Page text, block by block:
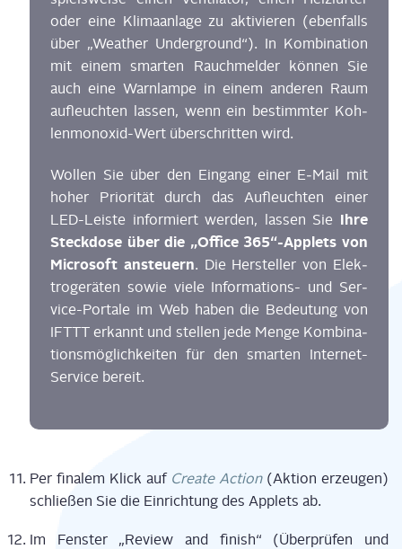
oder eine Kli­ma­an­la­ge zu akti­vie­ren (eben­falls
über „Wea­ther Under­ground“). In Kom­bi­na­ti­on
mit einem smar­ten Rauch­mel­der kön­nen Sie
auch eine Warn­lam­pe in einem ande­ren Raum
auf­leuch­ten las­sen, wenn ein bestimm­ter Koh­
len­mon­oxid-Wert über­schrit­ten wird.
Wol­len Sie über den Ein­gang einer E‑Mail mit
hoher Prio­ri­tät durch das Auf­leuch­ten einer
LED-Leis­te infor­miert wer­den, las­sen Sie Ihre
Steck­do­se über die „Office 365“-Applets von
Micro­soft ansteu­ern. Die Her­stel­ler von Elek­
tro­ge­rä­ten sowie vie­le Infor­ma­ti­ons- und Ser­
vice-Por­ta­le im Web haben die Bedeu­tung von
IFTTT erkannt und stel­len jede Men­ge Kom­bi­na­
ti­ons­mög­lich­kei­ten für den smar­ten Inter­net-
Ser­vice bereit.
Per fina­lem Klick auf Crea­te Action(Akti­on erzeu­gen)
schlie­ßen Sie die Ein­rich­tung des App­lets ab.
Im Fens­ter „Review and finish“ (Über­prü­fen und